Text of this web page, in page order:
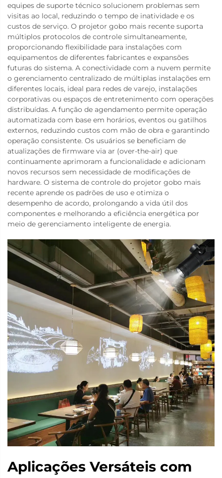
equipes de suporte técnico solucionem problemas sem
visitas ao local, reduzindo o tempo de inatividade e os
custos de serviço. O projetor gobo mais recente suporta
múltiplos protocolos de controle simultaneamente,
proporcionando flexibilidade para instalações com
equipamentos de diferentes fabricantes e expansões
futuras do sistema. A conectividade com a nuvem permite
o gerenciamento centralizado de múltiplas instalações em
diferentes locais, ideal para redes de varejo, instalações
corporativas ou espaços de entretenimento com operações
distribuídas. A função de agendamento permite operação
automatizada com base em horários, eventos ou gatilhos
externos, reduzindo custos com mão de obra e garantindo
operação consistente. Os usuários se beneficiam de
atualizações de firmware via ar (over-the-air) que
continuamente aprimoram a funcionalidade e adicionam
novos recursos sem necessidade de modificações de
hardware. O sistema de controle do projetor gobo mais
recente aprende os padrões de uso e otimiza o
desempenho de acordo, prolongando a vida útil dos
componentes e melhorando a eficiência energética por
meio de gerenciamento inteligente de energia.
Aplicações Versáteis com